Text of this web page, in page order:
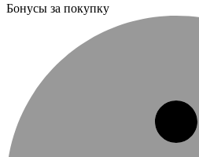
Бонусы за покупку